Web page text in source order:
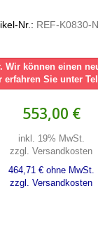
Nr.: REF-K0830-
Wir können einen
Sie unter
553,00 €
inkl. 19% MwSt.
zzgl. Versandkosten
464,71 € ohne MwSt.
zzgl. Versandkosten